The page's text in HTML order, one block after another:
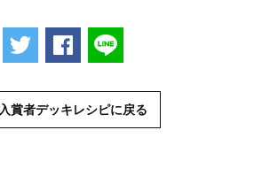
ツイートするFacebookでシェアする
入賞者デッキレシピに戻る